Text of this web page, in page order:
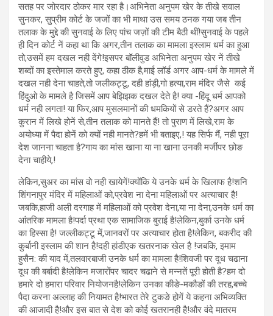
सतह पर जोरदार ठोकर मार रहा है।अभिनेता अनुपम खेर के तीखे सवाल
सुनकर, सुप्रीम कोर्ट के जजों का भी माथा उस समय ठनक गया जब तीन
तलाक के मुद्दे की सुनवाई के लिए पांच जज़ों की टीम बैठी थीं!सुनवाई के पहले
ही दिन कोर्ट नें कहा था कि अगर,तीन तलाक का मामला इस्लाम धर्म का हुआ
तो,उसमें हम दखल नही देंगे!इसपर बॉलीवुड अभिनेता अनुपम खेर नें तीखे
शब्दों का इस्तेमाल करते हुए, कहा ठीक है,माई लॉर्ड अगर आप-धर्म के मामले में
दखल नही देना चाहते,तो जलीकट्टू, दही हांड़ी,गो हत्या,राम मंदिर जैसे कई
हिंदुओ के मामले है जिसमें आप बेझिझक दखल देते है! क्या -हिंदू धर्म आपको
धर्म नही लगता! या फिर,आप मुसलमानों की धमकियों से डरते हैं?अगर आप
कुरान में लिखे होनें से,तीन तलाक को मानते हैं! तो पुराण में लिखे,राम के
अयोध्या में पैदा होनें को क्यों नही मानते?हमें भी बताइए,! यह सिर्फ मैं, नही पूरा
देश जानना चाहता है?गाय का मांस खाना या ना खाना उनकी मर्जीपर छोङ
देना चाहीये,!
लेकिन,सुअर का मांस वो नही खायेगें!क्योंकि ये उनके धर्म के खिलाफ है!शनि
शिंगनापुर मंदिर में महिलाओं को,प्रवेश ना देना महिलाओं पर अत्याचार है!
जबकि,हाजी अली दरगाह में महिलाओं को प्रवेश देना,या ना देना,उनके धर्म का
आंतरिक मामला है!पर्दा प्रथा एक सामाजिक बुराई है!लेकिन,बुर्का उनके धर्म
का हिस्सा है! जल्लीकट्टू में,जानवरों पर अत्याचार होता है!लेकिन, बकरीद की
कुर्बानी इस्लाम की शान है!दही हांडीएक खतरनाक खेल है !जबकि, इमाम
हुसैन: की याद में,तलवारबाजी उनके धर्म का मामला है!शिवजी पर दूध चढाना
दूध की बर्बादी है!लेकिन मजारोंपर चादर चढाने से मन्नतें पूरी होती है?हम दो
हमारे दो हमारा परिवार नियोजनहै!लेकिन उनका कीङे-मकौङों की तरह,बच्चे
पैदा करना अल्लाह की नियामत है!भारत तेरे टुकङे होगें ये कहना अभिव्यक्ति
की आजादी है!और इस बात से देश को कोई खतरानही है!और वंदे मातरम